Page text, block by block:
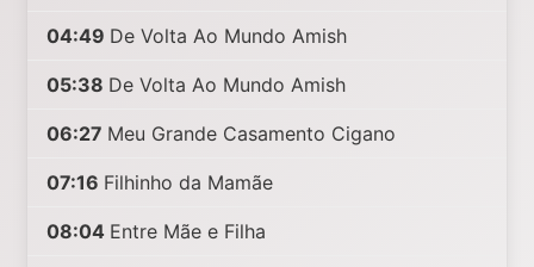
04:49 De Volta Ao Mundo Amish
05:38 De Volta Ao Mundo Amish
06:27 Meu Grande Casamento Cigano
07:16 Filhinho da Mamãe
08:04 Entre Mãe e Filha